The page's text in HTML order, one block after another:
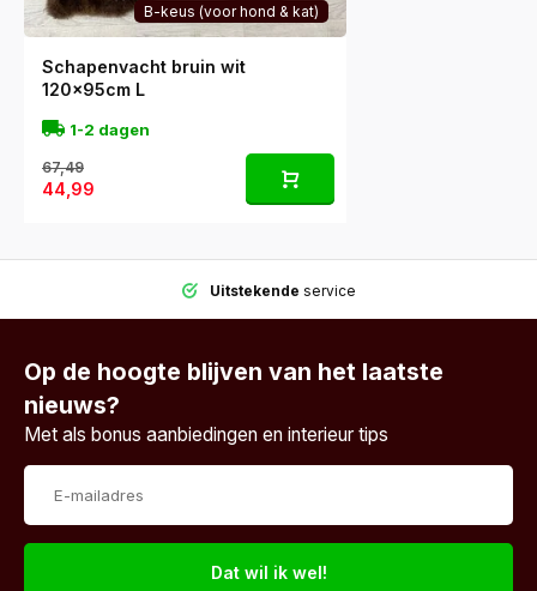
B-keus (voor hond & kat)
Schapenvacht bruin wit
120x95cm L
1-2 dagen
67,49
44,99
Uitstekende service
Op de hoogte blijven van het laatste
nieuws?
Met als bonus aanbiedingen en interieur tips
Dat wil ik wel!